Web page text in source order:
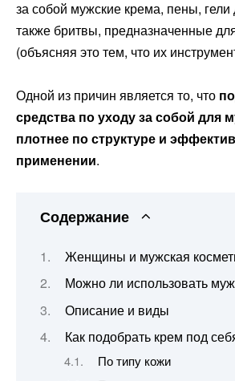
за собой мужские крема, пены, гели
также бритвы, предназначенные
(объясняя это тем, что их
Одной из причин является то, что
средства по уходу за собой для
плотнее по структуре и
применении.
Содержание
Женщины и мужская
Можно ли использовать
Описание и виды
Как подобрать крем под
По типу кожи